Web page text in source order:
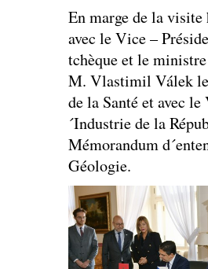
En marge de la
avec le Vice –
tchèque et le
M. Vlastimil Válek le
de la Santé et avec
´Industrie de la
Mémorandum
Géologie.